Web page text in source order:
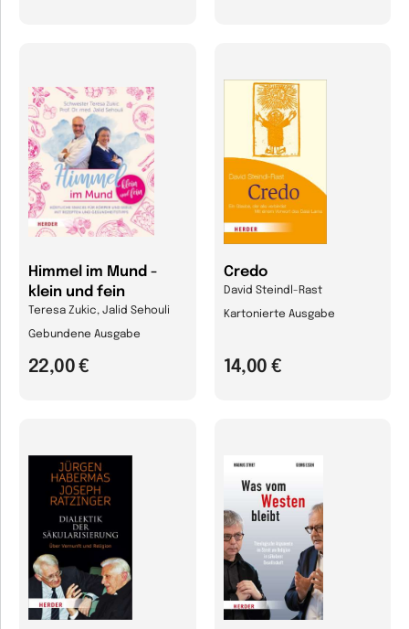
Himmel im Mund -
klein und fein
Teresa Zukic, Jalid Sehouli
Gebundene Ausgabe
22,00 €
Credo
David Steindl-Rast
Kartonierte Ausgabe
14,00 €